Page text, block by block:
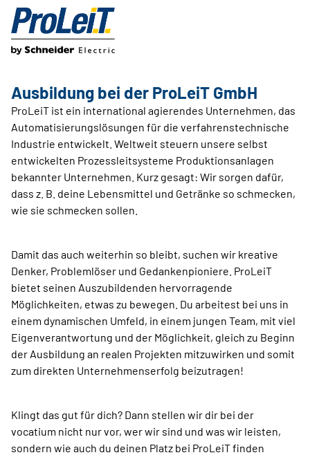
Ausbildung bei der ProLeiT GmbH
ProLeiT ist ein international agierendes Unternehmen, das
Automatisierungslösungen für die verfahrenstechnische
Industrie entwickelt. Weltweit steuern unsere selbst
entwickelten Prozessleitsysteme Produktionsanlagen
bekannter Unternehmen. Kurz gesagt: Wir sorgen dafür,
dass z. B. deine Lebensmittel und Getränke so schmecken,
wie sie schmecken sollen.
Damit das auch weiterhin so bleibt, suchen wir kreative
Denker, Problemlöser und Gedankenpioniere. ProLeiT
bietet seinen Auszubildenden hervorragende
Möglichkeiten, etwas zu bewegen. Du arbeitest bei uns in
einem dynamischen Umfeld, in einem jungen Team, mit viel
Eigenverantwortung und der Möglichkeit, gleich zu Beginn
der Ausbildung an realen Projekten mitzuwirken und somit
zum direkten Unternehmenserfolg beizutragen!
Klingt das gut für dich? Dann stellen wir dir bei der
vocatium nicht nur vor, wer wir sind und was wir leisten,
sondern wie auch du deinen Platz bei ProLeiT finden